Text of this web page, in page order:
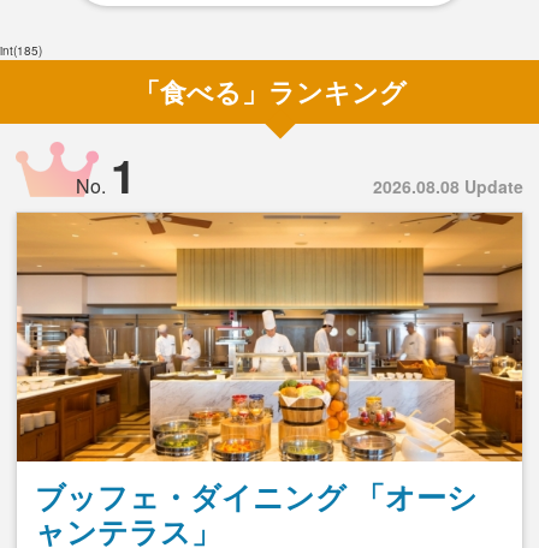
int(185)
「食べる」ランキング
2026.08.08 Update
No. 1
ブッフェ・ダイニング 「オーシ
ャンテラス」